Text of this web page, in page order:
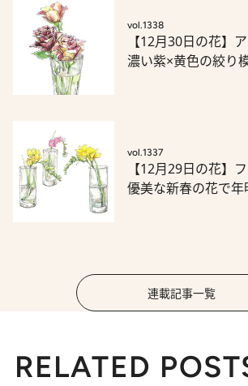
vol.1338
【12月30日の花】
濃い紫×黄色の絞り
vol.1337
【12月29日の花】
優美な新春の花で年
連載記事一覧
RELATED